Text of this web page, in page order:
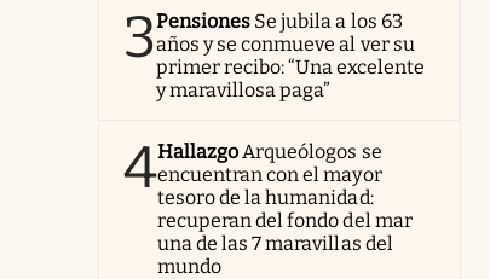
3Pensiones Se jubila a los 63
años y se conmueve al ver su
primer recibo: “Una excelente
y maravillosa paga”
4HallazgoArqueólogos se
encuentran con el mayor
tesoro de la humanidad:
recuperan del fondo del mar
una de las 7 maravillas del
mundo